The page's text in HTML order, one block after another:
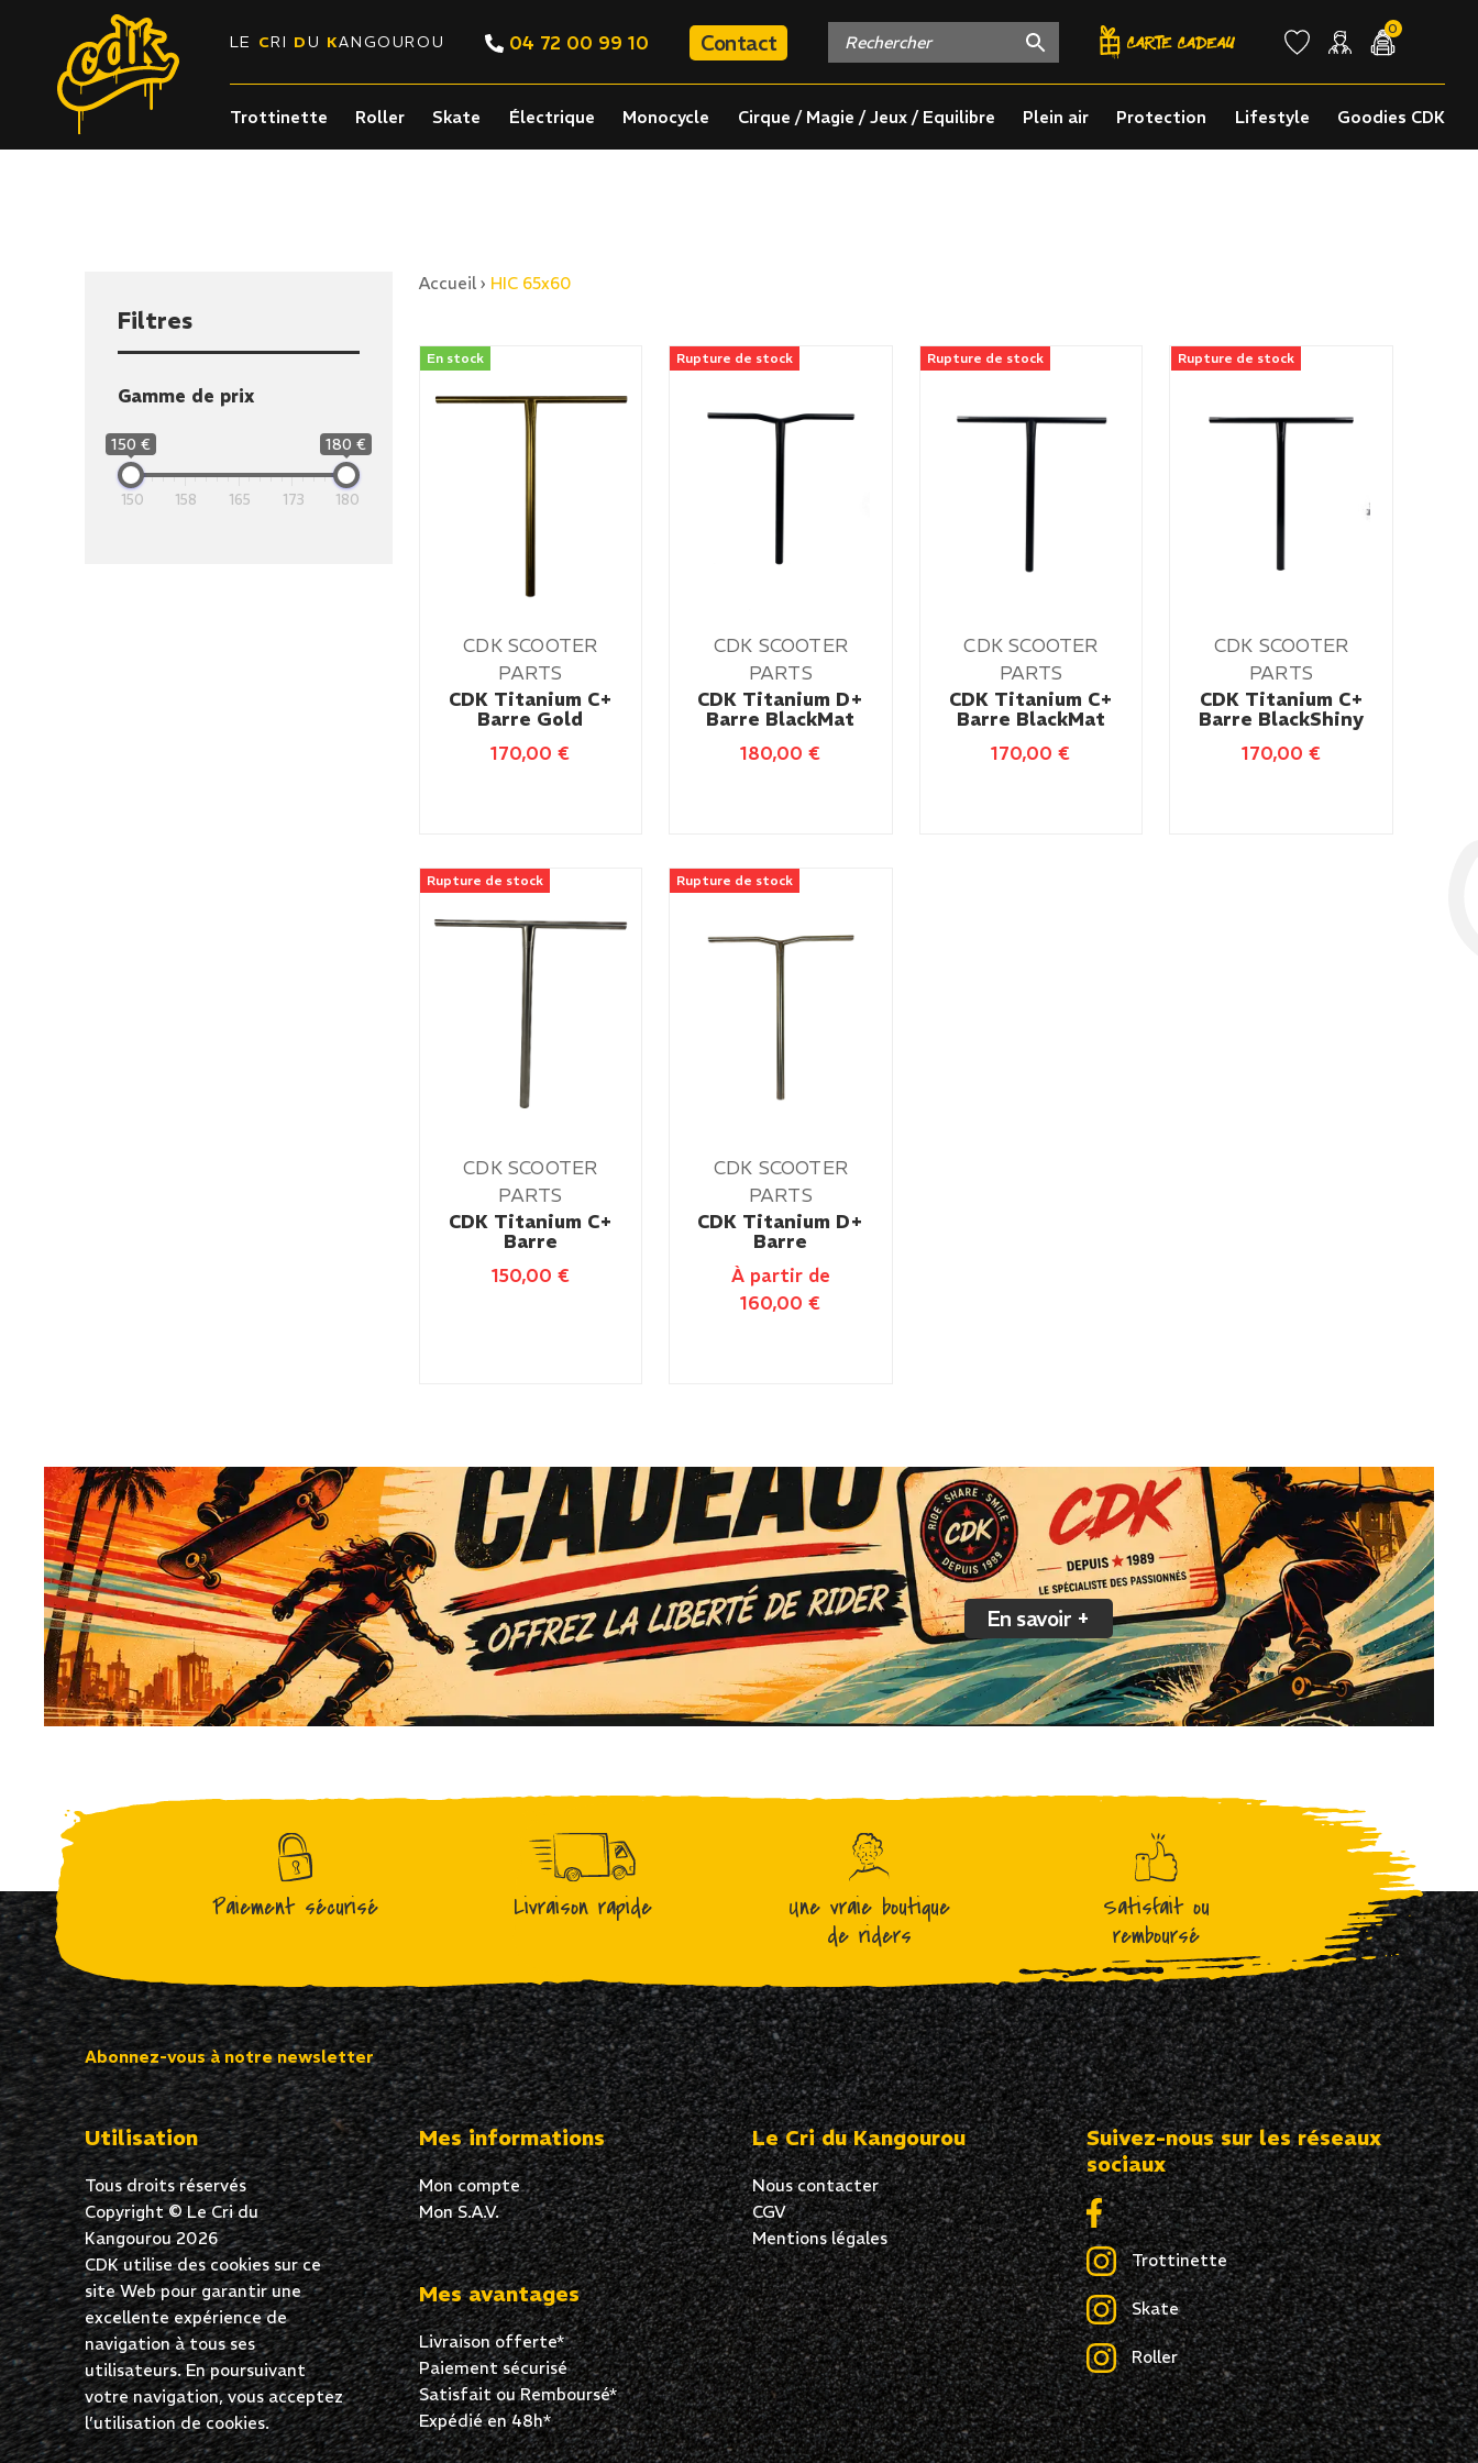
LE CRI DU KANGOUROU 04 72 00 99 10 Contact
0
Trottinette Roller Skate Électrique Monocycle Cirque / Magie / Jeux / Equilibre Plein air Protection Lifestyle Goodies CDK
Filtres
Gamme de prix
150 € 180 €
150 158 165 173 180
Accueil› HIC 65x60
En stock
CDK SCOOTER
PARTS
CDK Titanium C+
Barre Gold
170,00€
Rupture de stock
CDK SCOOTER
PARTS
CDK Titanium D+
Barre BlackMat
180,00€
Rupture de stock
CDK SCOOTER
PARTS
CDK Titanium C+
Barre BlackMat
170,00€
Rupture de stock
CDK SCOOTER
PARTS
CDK Titanium C+
Barre BlackShiny
170,00€
Rupture de stock
CDK SCOOTER
PARTS
CDK Titanium C+
Barre
150,00 €
Rupture de stock
CDK SCOOTER
PARTS
CDK Titanium D+
Barre
À partir de
160,00€
En savoir +
Paiement sécurisé Livraison rapide
Une vraie boutique
de riders
Satisfait ou
remboursé
Abonnez-vous à notre newsletter
Utilisation
Tous droits réservés
Copyright © Le Cri du
Kangourou 2026
CDK utilise des cookies sur ce
site Web pour garantir une
excellente expérience de
navigation à tous ses
utilisateurs. En poursuivant
votre navigation, vous acceptez
l’utilisation de cookies.
Mes informations
Mon compte
Mon S.A.V.
Mes avantages
Livraison offerte*
Paiement sécurisé
Satisfait ou Remboursé*
Expédié en 48h*
Le Cri du Kangourou
Nous contacter
CGV
Mentions légales
Suivez-nous sur les réseaux
sociaux
Trottinette
Skate
Roller